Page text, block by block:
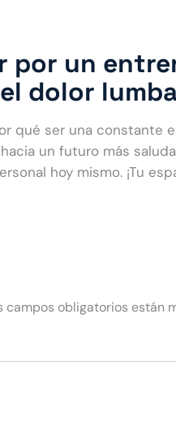
por un
dolor
qué ser una constante
un futuro más
hoy mismo. ¡Tu
campos obligatorios están